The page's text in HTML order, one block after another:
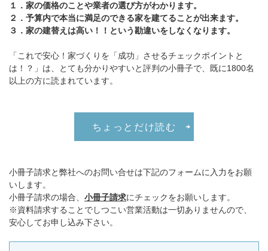
１．家の価格のことや業者の選び方がわかります。
２．予算内で本当に満足のできる家を建てることが出来ます。
３．家の建替えは高い！！という勘違いをしなくなります。
「これで安心！家づくりを「成功」させるチェックポイントと
は！？」は、とても分かりやすいと評判の小冊子で、既に1800名
以上の方に読まれています。
ちょっとだけ読む
小冊子請求と弊社へのお問い合せは下記のフォームに入力をお願
いします。
小冊子請求の場合、 小冊子請求にチェックをお願いします。
※資料請求することでしつこい営業活動は一切ありませんので、
安心してお申し込み下さい。